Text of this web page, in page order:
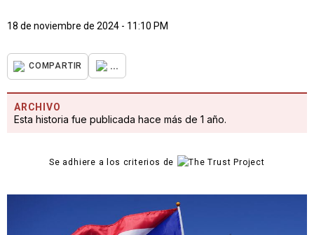
18 de noviembre de 2024 - 11:10 PM
COMPARTIR ...
ARCHIVO
Esta historia fue publicada hace más de 1 año.
Se adhiere a los criterios de